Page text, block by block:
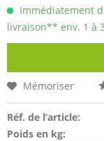
Immédiatement
livraison** env. 1 à
Mémoriser
Réf. de l’article:
Poids en kg: